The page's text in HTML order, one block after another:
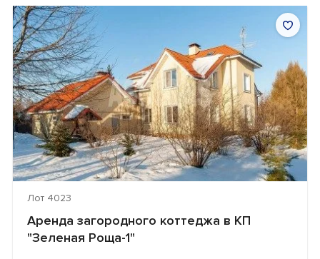
Лот 4023
Аренда загородного коттеджа в КП
"Зеленая Роща-1"